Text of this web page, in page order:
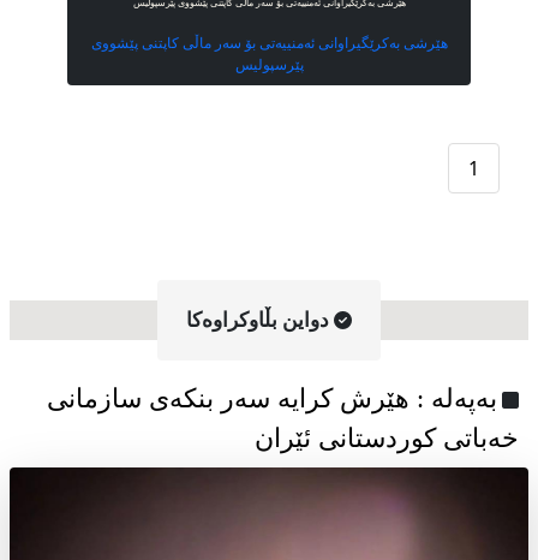
هێرشی بەکرێگیراوانی ئەمنییه‌تی بۆ سەر ماڵی کاپتنی پێشووی پێرسپولیس
هێرشی بەکرێگیراوانی ئەمنییه‌تی بۆ سەر ماڵی کاپتنی پێشووی
پێرسپولیس
1
دواین بڵاوکراوه‌کا
به‌په‌له‌ : هێرش کرایە سەر بنکەی سازمانی
خەباتی کوردستانی ئێران